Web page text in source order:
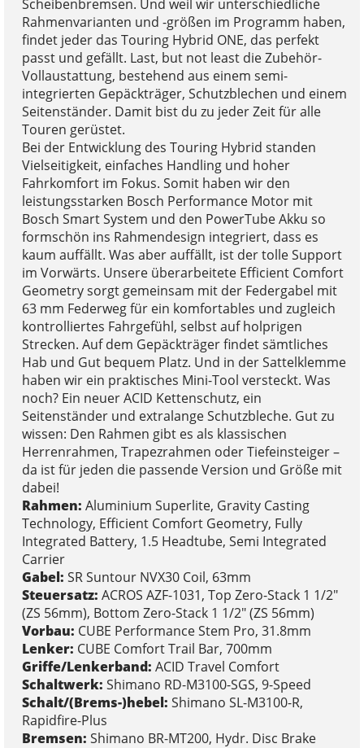
Scheibenbremsen. Und weil wir unterschiedliche
Rahmenvarianten und -größen im Programm haben,
findet jeder das Touring Hybrid ONE, das perfekt
passt und gefällt. Last, but not least die Zubehör-
Vollaustattung, bestehend aus einem semi-
integrierten Gepäckträger, Schutzblechen und einem
Seitenständer. Damit bist du zu jeder Zeit für alle
Touren gerüstet.
Bei der Entwicklung des Touring Hybrid standen
Vielseitigkeit, einfaches Handling und hoher
Fahrkomfort im Fokus. Somit haben wir den
leistungsstarken Bosch Performance Motor mit
Bosch Smart System und den PowerTube Akku so
formschön ins Rahmendesign integriert, dass es
kaum auffällt. Was aber auffällt, ist der tolle Support
im Vorwärts. Unsere überarbeitete Efficient Comfort
Geometry sorgt gemeinsam mit der Federgabel mit
63 mm Federweg für ein komfortables und zugleich
kontrolliertes Fahrgefühl, selbst auf holprigen
Strecken. Auf dem Gepäckträger findet sämtliches
Hab und Gut bequem Platz. Und in der Sattelklemme
haben wir ein praktisches Mini-Tool versteckt. Was
noch? Ein neuer ACID Kettenschutz, ein
Seitenständer und extralange Schutzbleche. Gut zu
wissen: Den Rahmen gibt es als klassischen
Herrenrahmen, Trapezrahmen oder Tiefeinsteiger –
da ist für jeden die passende Version und Größe mit
dabei!
Rahmen: Aluminium Superlite, Gravity Casting
Technology, Efficient Comfort Geometry, Fully
Integrated Battery, 1.5 Headtube, Semi Integrated
Carrier
Gabel: SR Suntour NVX30 Coil, 63mm
Steuersatz: ACROS AZF-1031, Top Zero-Stack 1 1/2"
(ZS 56mm), Bottom Zero-Stack 1 1/2" (ZS 56mm)
Vorbau: CUBE Performance Stem Pro, 31.8mm
Lenker: CUBE Comfort Trail Bar, 700mm
Griffe/Lenkerband: ACID Travel Comfort
Schaltwerk: Shimano RD-M3100-SGS, 9-Speed
Schalt/(Brems-)hebel: Shimano SL-M3100-R,
Rapidfire-Plus
Bremsen: Shimano BR-MT200, Hydr. Disc Brake